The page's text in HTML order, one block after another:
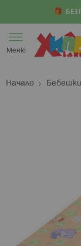
към
съдържанието
Меню
Начало